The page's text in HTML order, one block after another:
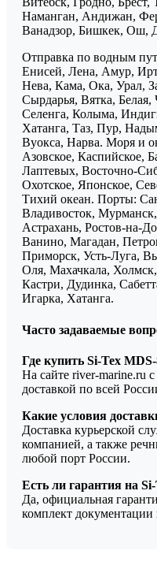
Наманган, Андижан,
Ванадзор, Бишкек, Ош,
Отправка по водным
Енисей, Лена, Амур,
Нева, Кама, Ока, Урал,
Сырдарья, Вятка, Белая,
Селенга, Колыма,
Хатанга, Таз, Пур,
Вуокса, Нарва. Моря и
Азовское, Каспийское,
Лаптевых, Восточно-
Охотское, Японское,
Тихий океан. Порты:
Владивосток,
Астрахань, Ростов-на-
Ванино, Магадан,
Приморск, Усть-Луга,
Оля, Махачкала,
Кастри, Дудинка,
Игарка, Хатанга.
Часто задаваемые
Где купить Si-Tex
На сайте river-marine.ru
доставкой по всей
Какие условия
Доставка курьерской
компанией, а также
любой порт России.
Есть ли гарантия на
Да, официальная
комплект документации